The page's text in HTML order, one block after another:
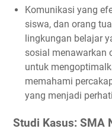
Studi Kasus:
Implementasi
Tindakan yang
Penyusunan
Identifikasi
Evaluasi dan
Pemantauan Media
Komunikasi yang
siswa, dan orang
lingkungan belajar
sosial menawarkan
untuk
memahami
yang menjadi
Studi Kasus: SMA